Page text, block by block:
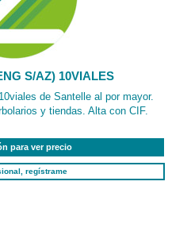
S/AZ) 10VIALES
de Santelle al por mayor.
y tiendas. Alta con CIF.
para ver precio
regístrame